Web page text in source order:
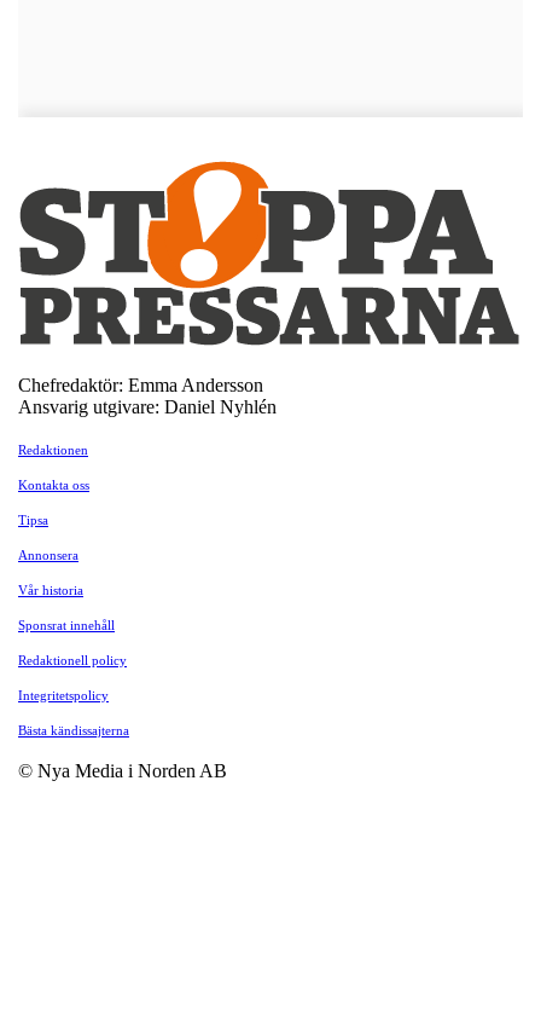
Chefredaktör: Emma Andersson
Ansvarig utgivare: Daniel Nyhlén
Redaktionen
Kontakta oss
Tipsa
Annonsera
Vår historia
Sponsrat innehåll
Redaktionell policy
Integritetspolicy
Bästa kändissajterna
© Nya Media i Norden AB